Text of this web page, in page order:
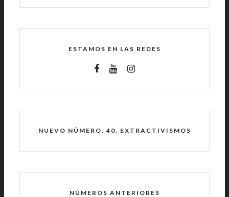
ESTAMOS EN LAS REDES
NUEVO NÚMERO. 40. EXTRACTIVISMOS
NÚMEROS ANTERIORES